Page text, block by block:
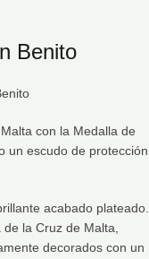
Benito
con la Medalla de
un escudo de protección
acabado plateado.
la Cruz de Malta,
decorados con un